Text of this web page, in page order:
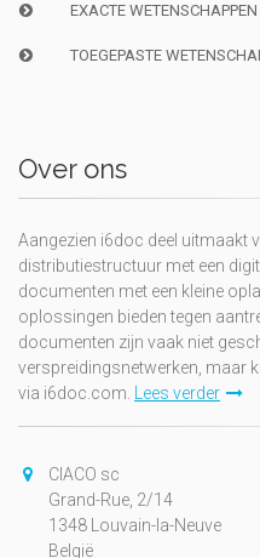
EXACTE WETENSCHAPPEN
TOEGEPASTE
Over ons
Aangezien i6doc deel uitmaakt
distributiestructuur met een
documenten met een kleine
oplossingen bieden tegen
documenten zijn vaak niet
verspreidingsnetwerken, maar
via i6doc.com. Lees verder
CIACO sc
Grand-Rue, 2/14
1348 Louvain-la-Neuve
België